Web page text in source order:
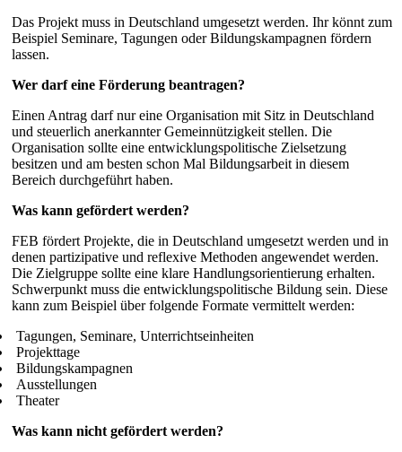
Das Projekt muss in Deutschland umgesetzt werden. Ihr könnt zum
Beispiel Seminare, Tagungen oder Bildungskampagnen fördern
lassen.
Wer darf eine Förderung beantragen?
Einen Antrag darf nur eine Organisation mit Sitz in Deutschland
und steuerlich anerkannter Gemeinnützigkeit stellen. Die
Organisation sollte eine entwicklungspolitische Zielsetzung
besitzen und am besten schon Mal Bildungsarbeit in diesem
Bereich durchgeführt haben.
Was kann gefördert werden?
FEB fördert Projekte, die in Deutschland umgesetzt werden und in
denen partizipative und reflexive Methoden angewendet werden.
Die Zielgruppe sollte eine klare Handlungsorientierung erhalten.
Schwerpunkt muss die entwicklungspolitische Bildung sein. Diese
kann zum Beispiel über folgende Formate vermittelt werden:
Tagungen, Seminare, Unterrichtseinheiten
Projekttage
Bildungskampagnen
Ausstellungen
Theater
Was kann nicht gefördert werden?